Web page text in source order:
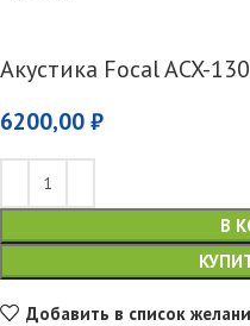
Акустика Focal ACX-130
6200,00 ₽
В
Добавить в список